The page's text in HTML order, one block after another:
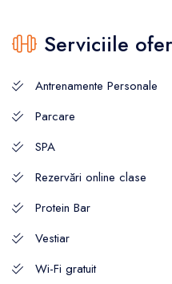
Serviciile
Antrenamente Personale
Parcare
SPA
Rezervări online clase
Protein Bar
Vestiar
Wi-Fi gratuit